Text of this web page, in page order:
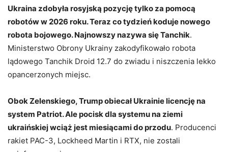
Ukraina zdobyła rosyjską pozycję tylko za pomocą
robotów w 2026 roku. Teraz co tydzień koduje nowego
robota bojowego. Najnowszy nazywa się Tanchik.
Ministerstwo Obrony Ukrainy zakodyfikowało robota
lądowego Tanchik Droid 12.7 do zwiadu i niszczenia lekko
opancerzonych miejsc.
Obok Zelenskiego, Trump obiecał Ukrainie licencję na
system Patriot. Ale pocisk dla systemu na ziemi
ukraińskiej wciąż jest miesiącami do przodu. Producenci
rakiet PAC-3, Lockheed Martin i RTX, nie zostali